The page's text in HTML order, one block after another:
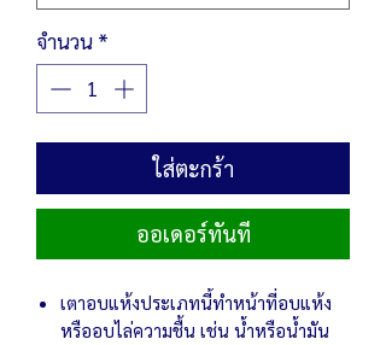
จำนวน *
ใส่ตะกร้า
ออเดอร์ทันที
เตาอบแห้งประเภทนี้ทำหน้าที่อบแห้ง
หรืออบไล่ความชื้น เช่น น้ำหรือน้ำมัน